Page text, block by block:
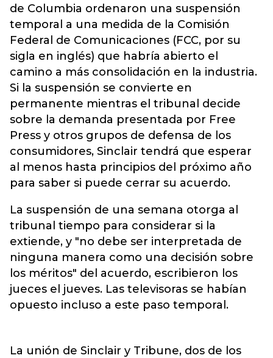
de Columbia ordenaron una suspensión
temporal a una medida de la Comisión
Federal de Comunicaciones (FCC, por su
sigla en inglés) que habría abierto el
camino a más consolidación en la industria.
Si la suspensión se convierte en
permanente mientras el tribunal decide
sobre la demanda presentada por Free
Press y otros grupos de defensa de los
consumidores, Sinclair tendrá que esperar
al menos hasta principios del próximo año
para saber si puede cerrar su acuerdo.
La suspensión de una semana otorga al
tribunal tiempo para considerar si la
extiende, y "no debe ser interpretada de
ninguna manera como una decisión sobre
los méritos" del acuerdo, escribieron los
jueces el jueves. Las televisoras se habían
opuesto incluso a este paso temporal.
La unión de Sinclair y Tribune, dos de los